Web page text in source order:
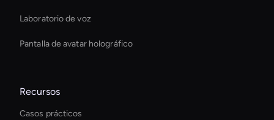
Laboratorio de voz
Pantalla de avatar holográfico
Recursos
Casos prácticos